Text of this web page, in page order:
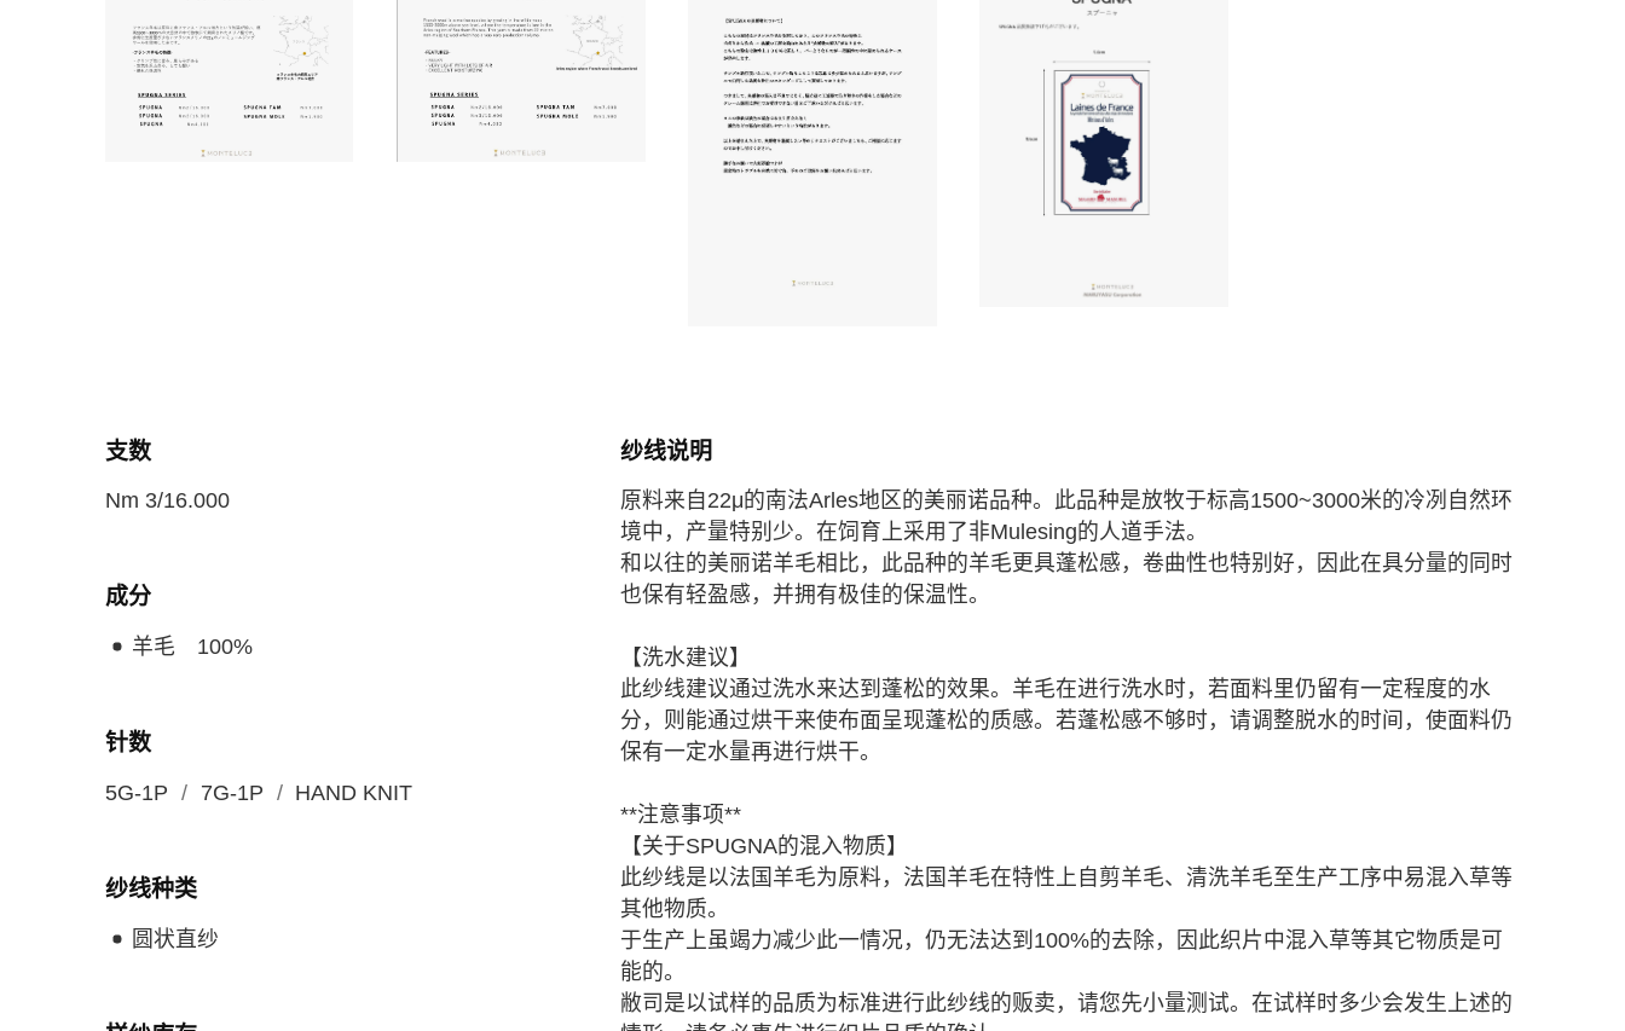
支数
Nm 3/16.000
成分
羊毛 100%
针数
5G-1P 7G-1P HAND KNIT
纱线种类
圆状直纱
纱线说明
原料来自22μ的南法Arles地区的美丽诺品种。此品种是放牧于标高1500~3000米的冷冽自然环
境中，产量特别少。在饲育上采用了非Mulesing的人道手法。
和以往的美丽诺羊毛相比，此品种的羊毛更具蓬松感，卷曲性也特别好，因此在具分量的同时
也保有轻盈感，并拥有极佳的保温性。
【洗水建议】
此纱线建议通过洗水来达到蓬松的效果。羊毛在进行洗水时，若面料里仍留有一定程度的水
分，则能通过烘干来使布面呈现蓬松的质感。若蓬松感不够时，请调整脱水的时间，使面料仍
保有一定水量再进行烘干。
**注意事项**
【关于SPUGNA的混入物质】
此纱线是以法国羊毛为原料，法国羊毛在特性上自剪羊毛、清洗羊毛至生产工序中易混入草等
其他物质。
于生产上虽竭力减少此一情况，仍无法达到100%的去除，因此织片中混入草等其它物质是可
能的。
敝司是以试样的品质为标准进行此纱线的贩卖，请您先小量测试。在试样时多少会发生上述的